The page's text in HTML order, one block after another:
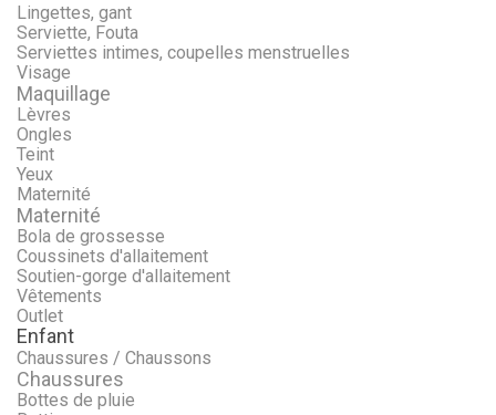
Lingettes, gant
Serviette, Fouta
Serviettes intimes, coupelles menstruelles
Visage
Maquillage
Lèvres
Ongles
Teint
Yeux
Maternité
Maternité
Bola de grossesse
Coussinets d'allaitement
Soutien-gorge d'allaitement
Vêtements
Outlet
Enfant
Chaussures / Chaussons
Chaussures
Bottes de pluie